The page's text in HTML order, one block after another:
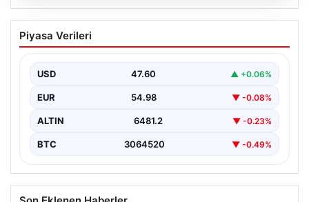
05.08.2026
Çin, 2 hiperspektral görüntüleme
uydusunu denizden uzaya fırlattı
Piyasa Verileri
USD 47.60 ▲ +0.06%
EUR 54.98 ▼ -0.08%
ALTIN 6481.2 ▼ -0.23%
BTC 3064520 ▼ -0.49%